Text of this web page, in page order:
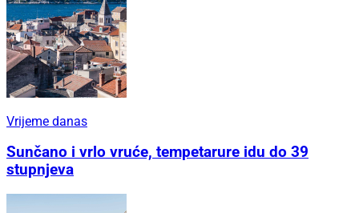
Vrijeme danas
Sunčano i vrlo vruće, tempetarure idu do 39
stupnjeva